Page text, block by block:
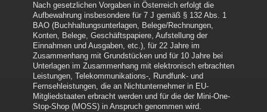
Nach gesetzlichen Vorgaben in Österreich erfolgt die
Aufbewahrung insbesondere für 7 J gemäß § 132 Abs. 1
BAO (Buchhaltungsunterlagen, Belege/Rechnungen,
Konten, Belege, Geschäftspapiere, Aufstellung der
Einnahmen und Ausgaben, etc.), für 22 Jahre im
Zusammenhang mit Grundstücken und für 10 Jahre bei
Unterlagen im Zusammenhang mit elektronisch erbrachten
Leistungen, Telekommunikations-, Rundfunk- und
Fernsehleistungen, die an Nichtunternehmer in EU-
Mitgliedstaaten erbracht werden und für die der Mini-One-
Stop-Shop (MOSS) in Anspruch genommen wird.